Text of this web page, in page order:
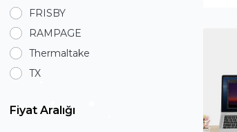
FRISBY
RAMPAGE
Thermaltake
TX
Fiyat Aralığı